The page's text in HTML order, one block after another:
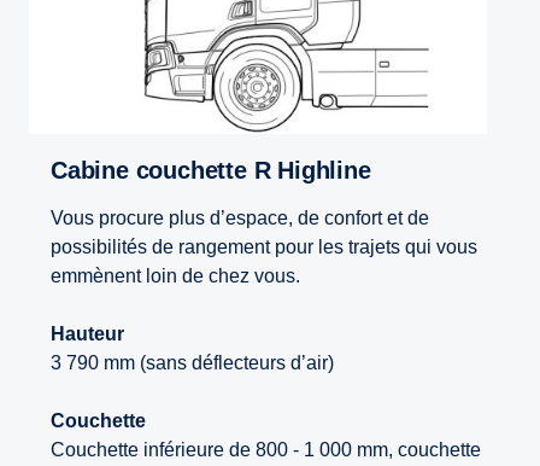
Cabine couchette R Highline
Vous procure plus d’espace, de confort et de
possibilités de rangement pour les trajets qui vous
emmènent loin de chez vous.
Hauteur
3 790 mm (sans déflecteurs d’air)
Couchette
Couchette inférieure de 800 - 1 000 mm, couchette